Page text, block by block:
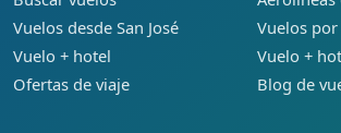
Vuelos desde San José
Vuelo + hotel
Ofertas de viaje
Vuelos
Vuelo +
Blog de